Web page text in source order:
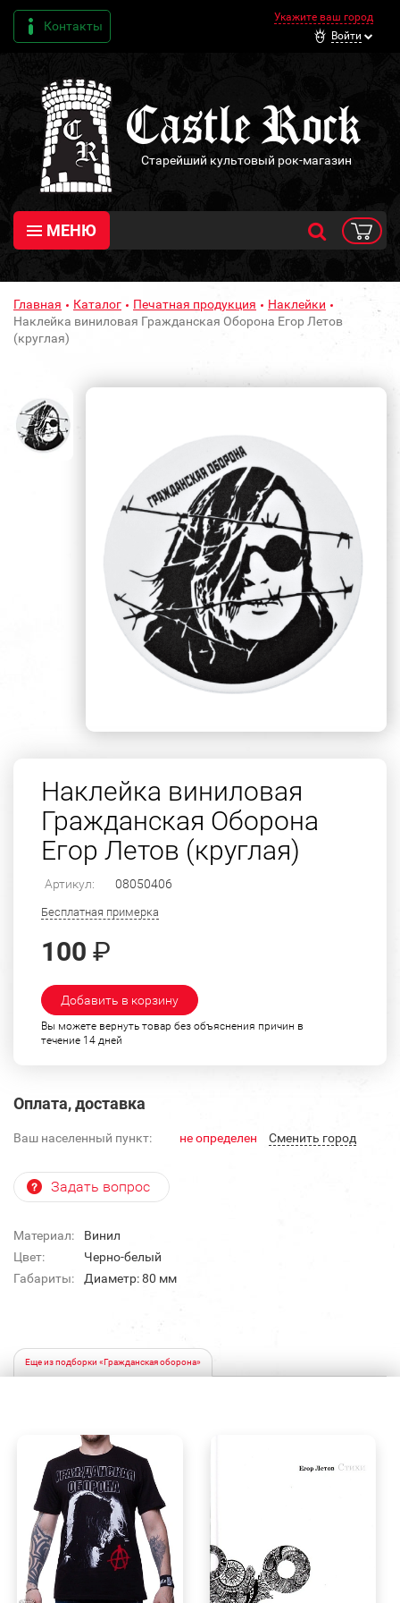
Контакты
Укажите ваш город
Войти
Старейший культовый рок-магазин
МЕНЮ
Главная Каталог Печатная продукция
Наклейки
Наклейка виниловая Гражданская Оборона Егор Летов
(круглая)
Наклейка виниловая
Гражданская Оборона
Егор Летов (круглая)
Артикул: 08050406
Бесплатная примерка
100 ₽
Добавить в корзину
Вы можете вернуть товар без объяснения причин в
течение 14 дней
Оплата, доставка
Ваш населенный пункт: не определен Cменить город
Задать вопрос
Материал:
Винил
Цвет:
Черно-белый
Габариты:
Диаметр: 80 мм
Еще из подборки «Гражданская оборона»